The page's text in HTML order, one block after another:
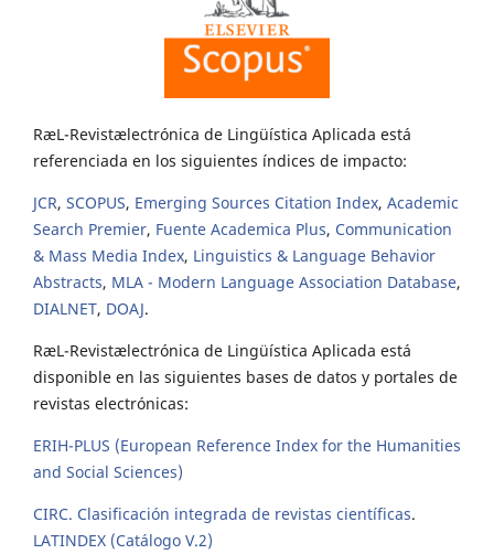
RæL-Revistælectrónica de Lingüística Aplicada está
referenciada en los siguientes índices de impacto:
JCR, SCOPUS, Emerging Sources Citation Index, Academic
Search Premier, Fuente Academica Plus, Communication
& Mass Media Index, Linguistics & Language Behavior
Abstracts, MLA - Modern Language Association Database,
DIALNET, DOAJ.
RæL-Revistælectrónica de Lingüística Aplicada está
disponible en las siguientes bases de datos y portales de
revistas electrónicas:
ERIH-PLUS (European Reference Index for the Humanities
and Social Sciences)
CIRC. Clasificación integrada de revistas científicas.
LATINDEX (Catálogo V.2)